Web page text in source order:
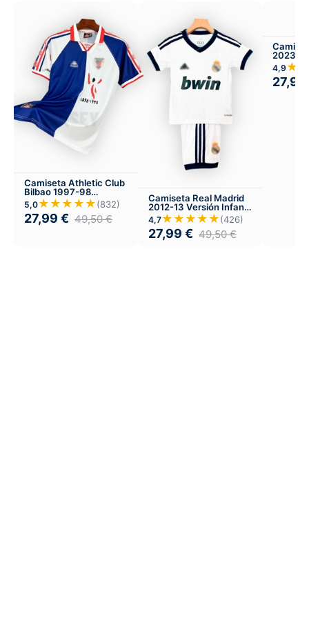
Camiseta Athletic Club
Bilbao 1997-98
Visitante
5,0★★★★★(832)
27,99 € 49,50€
Camiseta Real Madrid
2012-13 Versión Infantil
Local
4,7★★★★★(426)
27,99 € 49,50€
2023-
4,9
27,99